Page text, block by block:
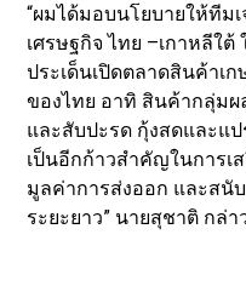
“ผมได้มอบนโยบายให้ทีม
เศรษฐกิจ ไทย –เกาหลีใ
ประเด็นเปิดตลาดสินค้า
ของไทย อาทิ สินค้ากลุ่มผ
และสับปะรด กุ้งสดและแ
เป็นอีกก้าวสำคัญในการเ
มูลค่าการส่งออก และสนั
ระยะยาว” นายสุชาติ กล่า